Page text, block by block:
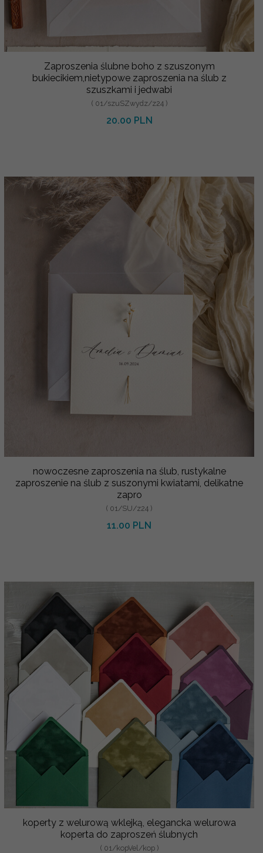
Zaproszenia ślubne boho z szuszonym
bukiecikiem,nietypowe zaproszenia na ślub z
szuszkami i jedwabi
( 01/szuSZwydz/z24 )
20.00 PLN
nowoczesne zaproszenia na ślub, rustykalne
zaproszenie na ślub z suszonymi kwiatami, delikatne
zapro
( 01/SU/z24 )
11.00 PLN
koperty z welurową wklejką, elegancka welurowa
koperta do zaproszeń ślubnych
( 01/kopVel/kop )